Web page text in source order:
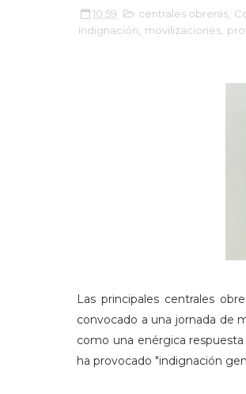
10:59 centrales obreras
indignación
movilizaciones
Las principales centrales
convocado a una jornada de
como una enérgica
ha provocado "indignación